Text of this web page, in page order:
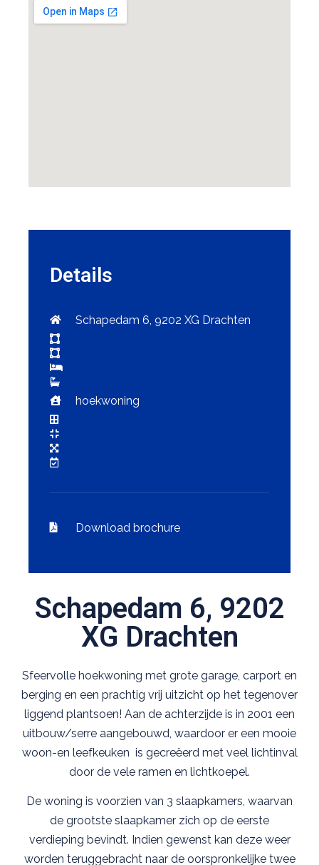
Schapedam 6, 9202
XG Drachten
Sfeervolle hoekwoning met grote garage, carport en
berging en een prachtig vrij uitzicht op het tegenover
liggend plantsoen! Aan de achterzijde is in 2001 een
uitbouw/serre aangebouwd, waardoor er een mooie
woon-en leefkeuken is gecreëerd met veel lichtinval
door de vele ramen en lichtkoepel.
De woning is voorzien van 3 slaapkamers, waarvan
de grootste slaapkamer zich op de eerste
verdieping bevindt. Indien gewenst kan deze weer
worden teruggebracht naar de oorspronkelijke twee
Details
Schapedam 6, 9202 XG Drachten
hoekwoning
Download brochure